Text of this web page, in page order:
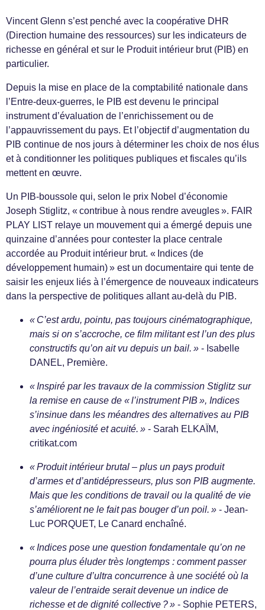
Vincent Glenn s’est penché avec la coopérative DHR
(Direction humaine des ressources) sur les indicateurs de
richesse en général et sur le Produit intérieur brut (PIB) en
particulier.
Depuis la mise en place de la comptabilité nationale dans
l’Entre-deux-guerres, le PIB est devenu le principal
instrument d’évaluation de l’enrichissement ou de
l’appauvrissement du pays. Et l’objectif d’augmentation du
PIB continue de nos jours à déterminer les choix de nos élus
et à conditionner les politiques publiques et fiscales qu’ils
mettent en œuvre.
Un PIB-boussole qui, selon le prix Nobel d’économie
Joseph Stiglitz, « contribue à nous rendre aveugles ». FAIR
PLAY LIST relaye un mouvement qui a émergé depuis une
quinzaine d’années pour contester la place centrale
accordée au Produit intérieur brut. « Indices (de
développement humain) » est un documentaire qui tente de
saisir les enjeux liés à l’émergence de nouveaux indicateurs
dans la perspective de politiques allant au-delà du PIB.
« C’est ardu, pointu, pas toujours cinématographique,
mais si on s’accroche, ce film militant est l’un des plus
constructifs qu’on ait vu depuis un bail. » - Isabelle
DANEL, Première.
« Inspiré par les travaux de la commission Stiglitz sur
la remise en cause de « l’instrument PIB », Indices
s’insinue dans les méandres des alternatives au PIB
avec ingéniosité et acuité. » - Sarah ELKAÏM,
critikat.com
« Produit intérieur brutal – plus un pays produit
d’armes et d’antidépresseurs, plus son PIB augmente.
Mais que les conditions de travail ou la qualité de vie
s’améliorent ne le fait pas bouger d’un poil. » - Jean-
Luc PORQUET, Le Canard enchaîné.
« Indices pose une question fondamentale qu’on ne
pourra plus éluder très longtemps : comment passer
d’une culture d’ultra concurrence à une société où la
valeur de l’entraide serait devenue un indice de
richesse et de dignité collective ? » - Sophie PETERS,